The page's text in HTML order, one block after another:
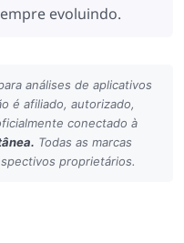
evoluindo.
análises de aplicativos
é afiliado, autorizado,
conectado à
. Todas as marcas
proprietários.